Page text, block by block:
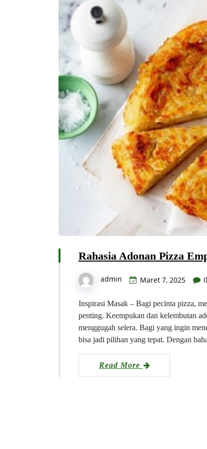
Rahasia Adonan Pizza
admin Maret 7, 2025 0
Inspirasi Masak – Bagi pecinta pizza,
penting. Keempukan dan kelembutan
menggugah selera. Bagi yang ingin
bisa jadi pilihan yang tepat. Dengan
Read More